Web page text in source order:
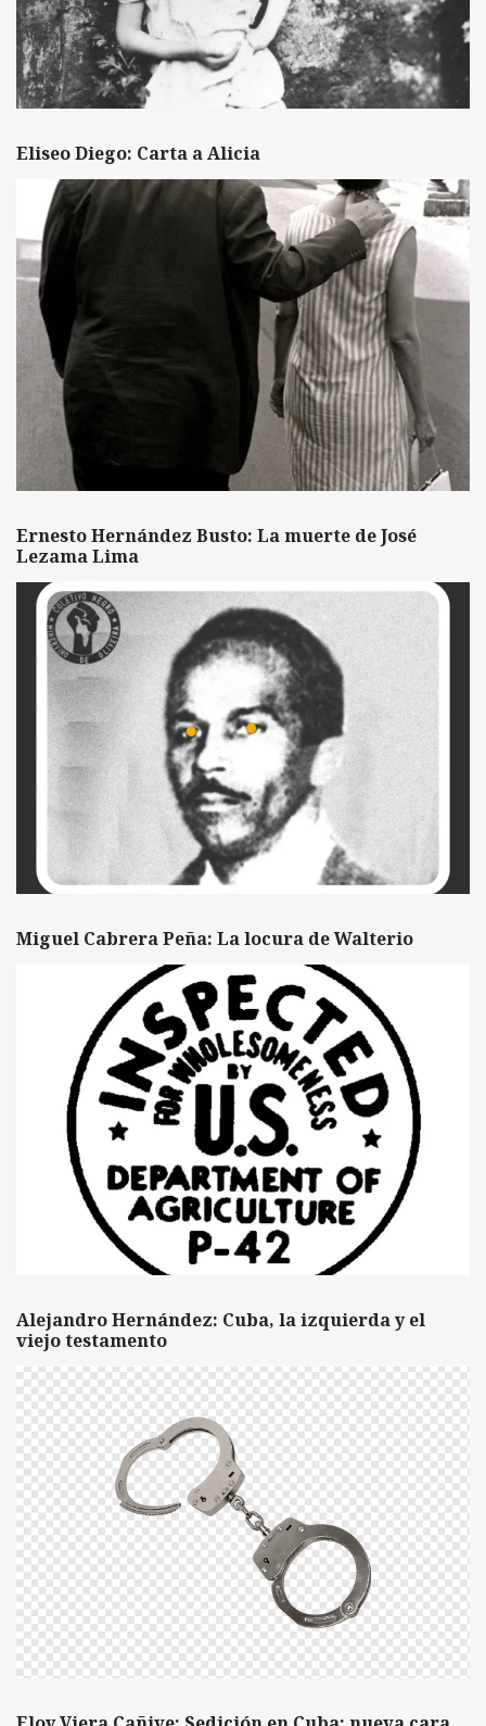
Eliseo Diego: Carta a Alicia
Ernesto Hernández Busto: La muerte de José
Lezama Lima
Miguel Cabrera Peña: La locura de Walterio
Alejandro Hernández: Cuba, la izquierda y el
viejo testamento